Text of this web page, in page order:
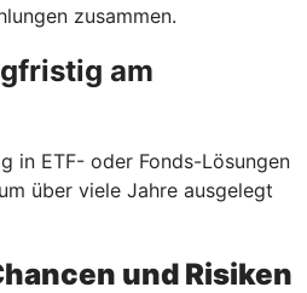
zusammen.
am
in ETF- oder Fonds-Lösungen
über viele Jahre ausgelegt
und Risiken